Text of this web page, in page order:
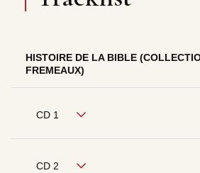
HISTOIRE DE LA BIBLE
FREMEAUX)
CD 1
CD 2